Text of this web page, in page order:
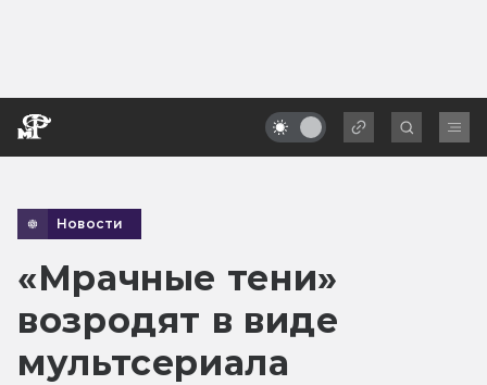
Новости
«Мрачные тени»
возродят в виде
мультсериала